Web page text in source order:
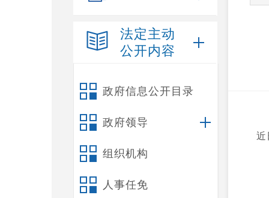
法定主动
公开内容
政府信息公开目录
政府领导
组织机构
人事任免
近